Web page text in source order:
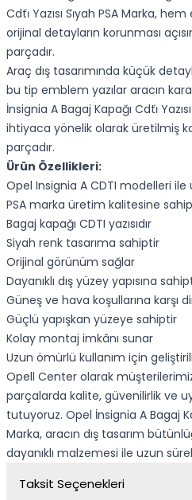
Cdti̇ Yazısı Si̇yah PSA Marka,
orijinal detayların korunması
parçadır.
Araç dış tasarımında küçük
bu tip emblem yazılar aracın
İnsignia A Bagaj Kapağı Cdti̇
ihtiyaca yönelik olarak üretilmiş
parçadır.
Ürün Özellikleri:
Opel Insignia A CDTI modelleri
PSA marka üretim kalitesine
Bagaj kapağı CDTI yazısıdır
Siyah renk tasarıma sahiptir
Orijinal görünüm sağlar
Dayanıklı dış yüzey yapısına
Güneş ve hava koşullarına karşı
Güçlü yapışkan yüzeye sahiptir
Kolay montaj imkânı sunar
Uzun ömürlü kullanım için
Opell Center olarak
parçalarda kalite, güvenilirlik ve
tutuyoruz. Opel İnsignia A Bagaj
Marka, aracın dış tasarım
dayanıklı malzemesi ile uzun
Taksit Seçenekleri